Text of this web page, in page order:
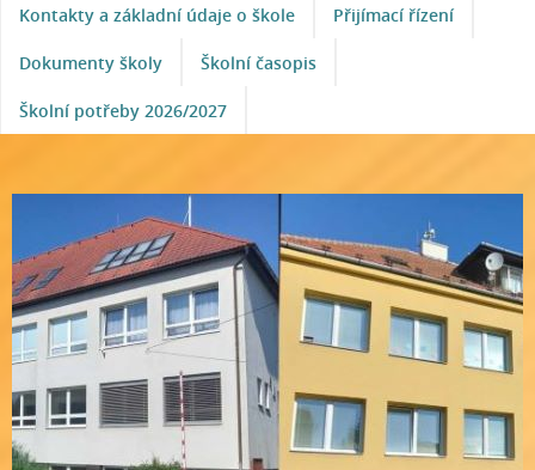
Kontakty a základní údaje o škole Přijímací řízení
Dokumenty školy Školní časopis
Školní potřeby 2026/2027